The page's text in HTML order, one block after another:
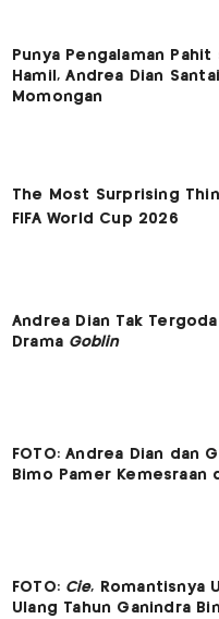
Punya Pengalaman Pahit
Hamil, Andrea Dian
Momongan
Andrea Dian Tak
Drama Goblin
FOTO: Andrea Dian dan
Bimo Pamer Kemesraan
FOTO: Cie, Romantisnya
Ulang Tahun Ganindra